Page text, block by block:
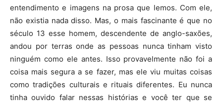
entendimento e imagens na prosa que lemos. Com ele,
não existia nada disso. Mas, o mais fascinante é que no
século 13 esse homem, descendente de anglo-saxões,
andou por terras onde as pessoas nunca tinham visto
ninguém como ele antes. Isso provavelmente não foi a
coisa mais segura a se fazer, mas ele viu muitas coisas
como tradições culturais e rituais diferentes. Eu nunca
tinha ouvido falar nessas histórias e você ter que se